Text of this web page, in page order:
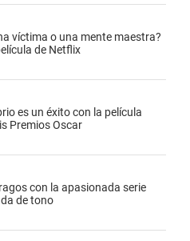
víctima o una mente maestra?
de Netflix
es un éxito con la película
Premios Oscar
con la apasionada serie
de tono